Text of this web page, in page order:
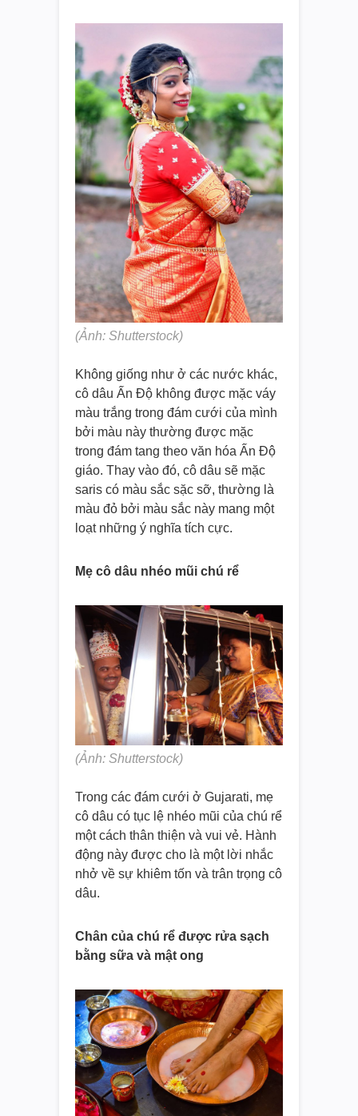
(Ảnh: Shutterstock)
Không giống như ở các nước khác,
cô dâu Ấn Độ không được mặc váy
màu trắng trong đám cưới của mình
bởi màu này thường được mặc
trong đám tang theo văn hóa Ấn Độ
giáo. Thay vào đó, cô dâu sẽ mặc
saris có màu sắc sặc sỡ, thường là
màu đỏ bởi màu sắc này mang một
loạt những ý nghĩa tích cực.
Mẹ cô dâu nhéo mũi chú rể
(Ảnh: Shutterstock)
Trong các đám cưới ở Gujarati, mẹ
cô dâu có tục lệ nhéo mũi của chú rể
một cách thân thiện và vui vẻ. Hành
động này được cho là một lời nhắc
nhở về sự khiêm tốn và trân trọng cô
dâu.
Chân của chú rể được rửa sạch
bằng sữa và mật ong